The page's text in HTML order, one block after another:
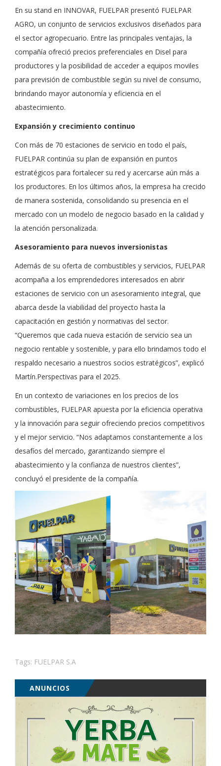
En su stand en INNOVAR, FUELPAR presentó FUELPAR
AGRO, un conjunto de servicios exclusivos diseñados para
el sector agropecuario. Entre las principales ventajas, la
compañía ofreció precios preferenciales en Disel para
productores y la posibilidad de acceder a equipos moviles
para previsión de combustible según su nivel de consumo,
brindando mayor autonomía y eficiencia en el
abastecimiento.
Expansión y crecimiento continuo
Con más de 70 estaciones de servicio en todo el país,
FUELPAR continúa su plan de expansión en puntos
estratégicos para fortalecer su red y acercarse aún más a
los productores. En los últimos años, la empresa ha crecido
de manera sostenida, consolidando su presencia en el
mercado con un modelo de negocio basado en la calidad y
la atención personalizada.
Asesoramiento para nuevos inversionistas
Además de su oferta de combustibles y servicios, FUELPAR
acompaña a los emprendedores interesados en abrir
estaciones de servicio con un asesoramiento integral, que
abarca desde la viabilidad del proyecto hasta la
capacitación en gestión y normativas del sector.
“Queremos que cada nueva estación de servicio sea un
negocio rentable y sostenible, y para ello brindamos todo el
respaldo necesario a nuestros socios estratégicos”, explicó
Martín.Perspectivas para el 2025.
En un contexto de variaciones en los precios de los
combustibles, FUELPAR apuesta por la eficiencia operativa
y la innovación para seguir ofreciendo precios competitivos
y el mejor servicio. “Nos adaptamos constantemente a los
desafíos del mercado, garantizando siempre el
abastecimiento y la confianza de nuestros clientes”,
concluyó el presidente de la compañía.
Tags: FUELPAR S.A
ANUNCIOS